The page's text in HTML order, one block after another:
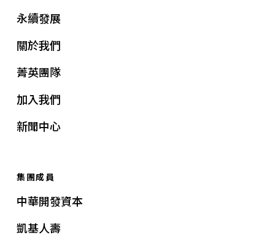
永續發展
關於我們
菁英團隊
加入我們
新聞中心
集團成員
中華開發資本
凱基人壽